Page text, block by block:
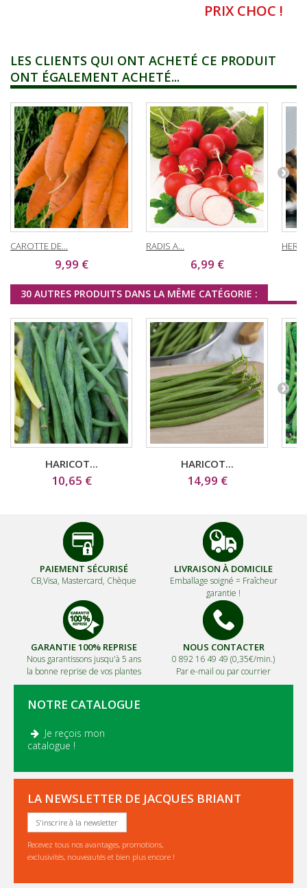
PRIX CHOC !
LES CLIENTS QUI ONT ACHETÉ CE PRODUIT
ONT ÉGALEMENT ACHETÉ...
CAROTTE DE...
9,99 €
RADIS A...
6,99 €
30 AUTRES PRODUITS DANS LA MÊME CATÉGORIE :
HARICOT...
10,65 €
HARICOT...
14,99 €
PAIEMENT SÉCURISÉ
CB,Visa, Mastercard, Chèque
LIVRAISON À DOMICILE
Emballage soigné = Fraîcheur
garantie !
GARANTIE 100% REPRISE
Nous garantissons jusqu'à 5 ans
la bonne reprise de vos plantes
NOUS CONTACTER
0 892 16 49 49 (0,35€/min.)
Par e-mail ou par courrier
NOTRE CATALOGUE
Je reçois mon
catalogue !
LA NEWSLETTER DE JACQUES BRIANT
S'inscrire à la newsletter
Recevez tous nos avantages, promotions,
exclusivités, nouveautés et bien plus encore !